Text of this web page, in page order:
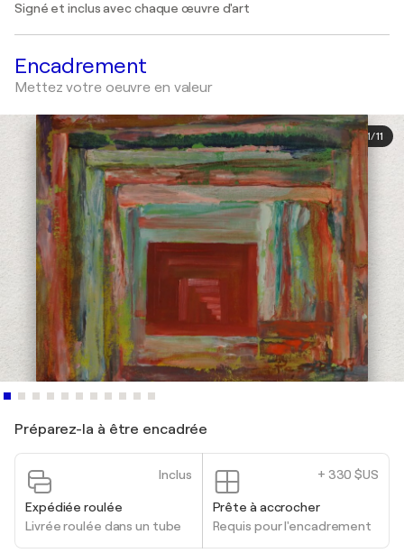
Signé et inclus avec chaque œuvre d'art
Encadrement
Mettez votre oeuvre en valeur
1/11
Préparez-la à être encadrée
Inclus
Expédiée roulée
Livrée roulée dans un tube
+ 330 $US
Prête à accrocher
Requis pour l'encadrement